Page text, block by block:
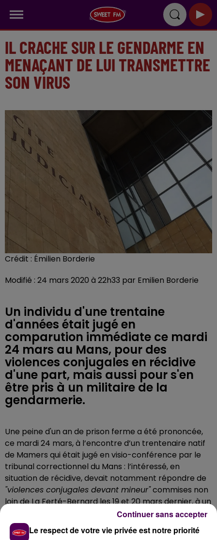
IL CRACHE SUR LE GENDARME EN
MENAÇANT DE LUI TRANSMETTRE
SON VIRUS
Crédit : Émilien Borderie
Modifié : 24 mars 2020 à 22h33 par Emilien Borderie
Un individu d'une trentaine
d'années était jugé en
comparution immédiate ce mardi
24 mars au Mans, pour des
violences conjugales en récidive
d'une part, mais aussi pour s'en
être pris à un militaire de la
gendarmerie.
Une peine d'un an de prison ferme a été prononcée,
ce mardi 24 mars, à l’encontre d’un trentenaire natif
de Mamers qui était jugé en visio-conférence par le
tribunal correctionnel du Mans : l’intéressé, en
situation de récidive, devait notamment répondre de
"violences conjugales devant mineur"commises non
loin de La Ferté-Bernard les 19 et 20 mars dernier, à un
endroit où il n’avait pourtant pas le droit de se trouver.
Pour lui transmettre"le virus"
Le respect de votre vie privée est notre priorité
Continuer sans accepter